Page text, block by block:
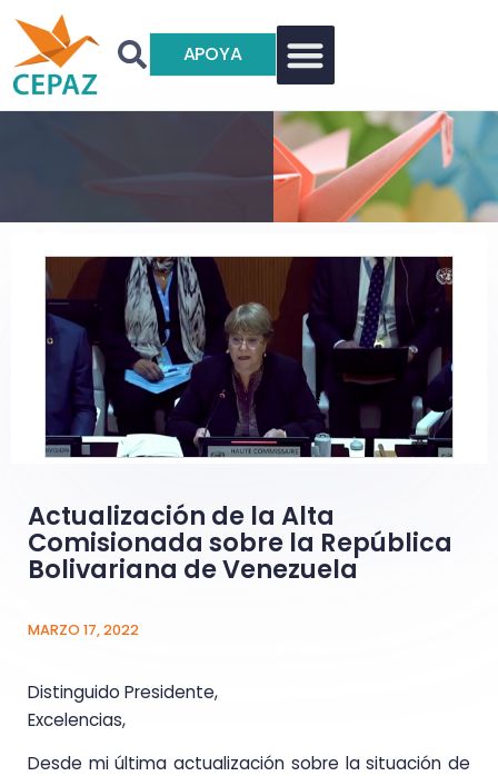
APOYA
Actualización de la Alta
Comisionada sobre la República
Bolivariana de Venezuela
MARZO 17, 2022
Distinguido Presidente,
Excelencias,
Desde mi última actualización sobre la situación de